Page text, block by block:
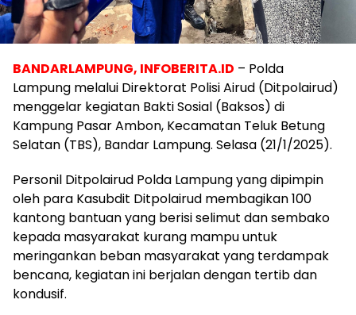
BANDARLAMPUNG, INFOBERITA.ID – Polda
Lampung melalui Direktorat Polisi Airud (Ditpolairud)
menggelar kegiatan Bakti Sosial (Baksos) di
Kampung Pasar Ambon, Kecamatan Teluk Betung
Selatan (TBS), Bandar Lampung. Selasa (21/1/2025).
Personil Ditpolairud Polda Lampung yang dipimpin
oleh para Kasubdit Ditpolairud membagikan 100
kantong bantuan yang berisi selimut dan sembako
kepada masyarakat kurang mampu untuk
meringankan beban masyarakat yang terdampak
bencana, kegiatan ini berjalan dengan tertib dan
kondusif.